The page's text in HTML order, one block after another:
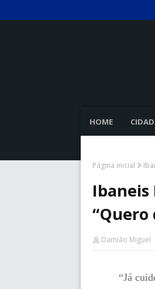
HOME
Página inicial
Ibaneis
“Quero
Damião Miguel
“Já